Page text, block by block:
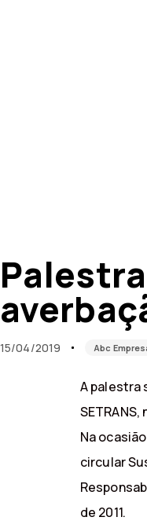
15/04/2019 Abc
A palestra
Na
circular
de 2011.